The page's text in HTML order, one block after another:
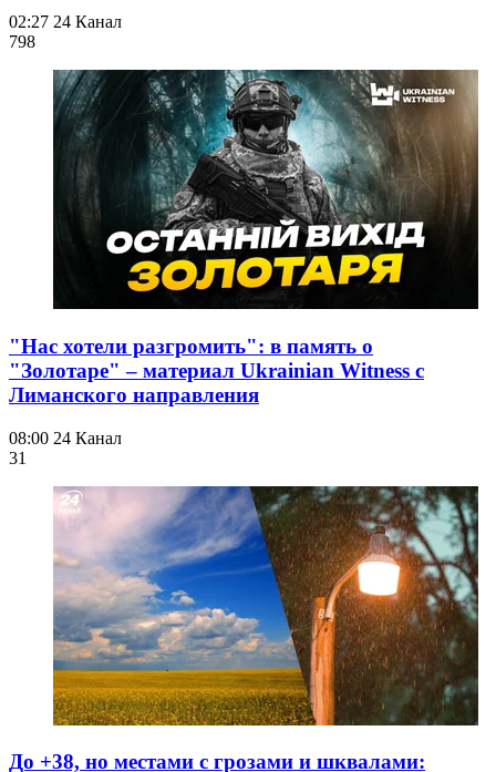
02:27 24 Канал
798
"Нас хотели разгромить": в память о
"Золотаре" – материал Ukrainian Witness с
Лиманского направления
08:00 24 Канал
31
До +38, но местами с грозами и шквалами: